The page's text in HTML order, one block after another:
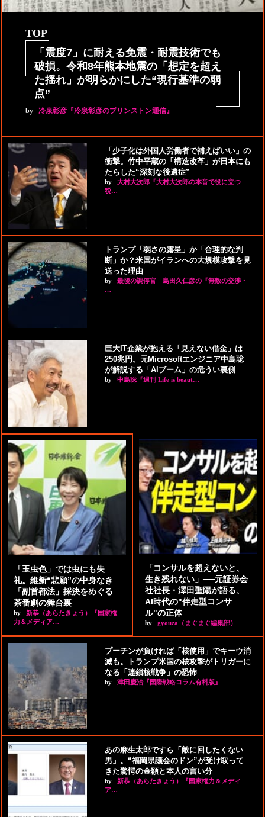
TOP
「震度7」に耐える免震・耐震技術でも
破損。令和8年熊本地震の「想定を超え
た揺れ」が明らかにした“現行基準の弱
点”
by 冷泉彰彦『冷泉彰彦のプリンストン通信』
「少子化は外国人労働者で補えばいい」の
衝撃。竹中平蔵の「構造改革」が日本にも
たらした“深刻な後遺症”
by
大村大次郎『大村大次郎の本音で役に立つ
税…
トランプ「弱さの露呈」か「合理的な判
断」か？米国がイランへの大規模攻撃を見
送った理由
by
最後の調停官 島田久仁彦の『無敵の交渉・
…
巨大IT企業が抱える「見えない借金」は
250兆円。元Microsoftエンジニア中島聡
が解説する「AIブーム」の危うい裏側
by 中島聡『週刊 Life is beaut…
「玉虫色」では虫にも失
礼。維新“悲願”の中身なき
「副首都法」採決をめぐる
茶番劇の舞台裏
by
新恭（あらたきょう）『国家権
力＆メディア…
「コンサルを超えないと、
生き残れない」──元証券会
社社長・澤田聖陽が語る、
AI時代の"伴走型コンサ
ル"の正体
by gyouza（まぐまぐ編集部）
プーチンが負ければ「核使用」でキーウ消
滅も。トランプ米国の核攻撃がトリガーに
なる「連鎖核戦争」の恐怖
by 津田慶治『国際戦略コラム有料版』
あの麻生太郎ですら「敵に回したくない
男」。“福岡県議会のドン”が受け取って
きた驚愕の金額と本人の言い分
by
新恭（あらたきょう）『国家権力＆メディ
ア…